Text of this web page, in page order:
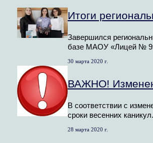
Итоги
Завершился
базе МАОУ «Лицей №
30 марта 2020 г.
ВАЖНО!
В соответствии с
сроки весенних
28 марта 2020 г.